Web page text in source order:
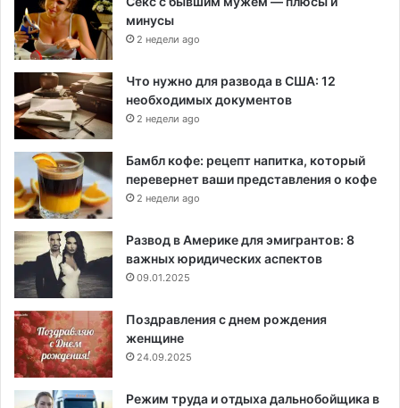
минусы
2 недели ago
Что нужно для развода в США: 12
необходимых документов
2 недели ago
Бамбл кофе: рецепт напитка, который
перевернет ваши представления о кофе
2 недели ago
Развод в Америке для эмигрантов: 8
важных юридических аспектов
09.01.2025
Поздравления с днем рождения
женщине
24.09.2025
Режим труда и отдыха дальнобойщика в